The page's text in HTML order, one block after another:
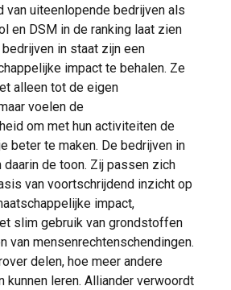
van uiteenlopende bedrijven als
en DSM in de ranking laat zien
in staat zijn een
impact te behalen. Ze
alleen tot de eigen
voelen de
om met hun activiteiten de
beter te maken. De bedrijven in
de toon. Zij passen zich
van voortschrijdend inzicht op
impact,
slim gebruik van grondstoffen
van mensenrechtenschendingen.
delen, hoe meer andere
kunnen leren. Alliander verwoordt